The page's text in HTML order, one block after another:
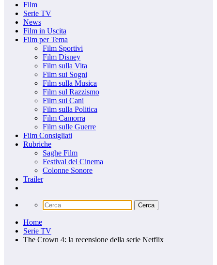
Film
Serie TV
News
Film in Uscita
Film per Tema
Film Sportivi
Film Disney
Film sulla Vita
Film sui Sogni
Film sulla Musica
Film sul Razzismo
Film sui Cani
Film sulla Politica
Film Camorra
Film sulle Guerre
Film Consigliati
Rubriche
Saghe Film
Festival del Cinema
Colonne Sonore
Trailer
Home
Serie TV
The Crown 4: la recensione della serie Netflix